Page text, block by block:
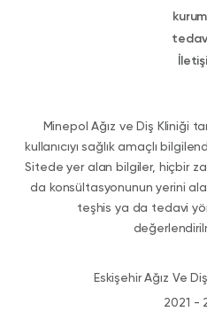
Minepol Ağız ve Diş Kliniği
kullanıcıyı sağlık amaçlı
Sitede yer alan bilgiler, hiçbir
da konsültasyonunun yerini
teşhis ya da tedavi
Eskişehir Ağız Ve
2021 -